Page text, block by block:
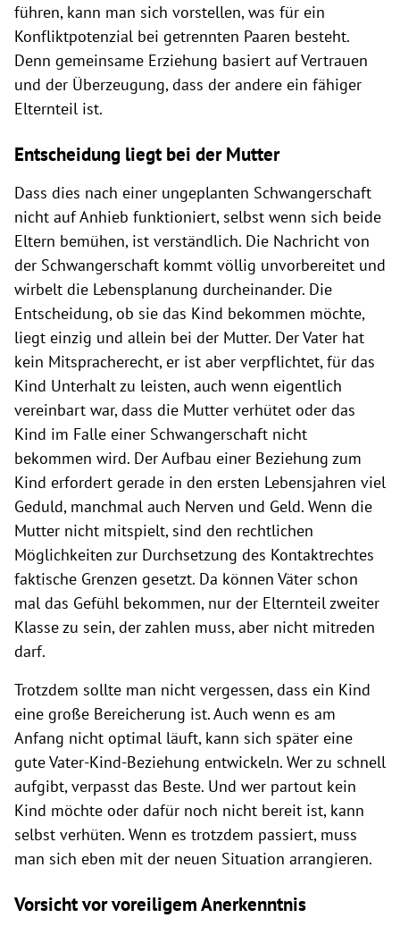
führen, kann man sich vorstellen, was für ein
Konfliktpotenzial bei getrennten Paaren besteht.
Denn gemeinsame Erziehung basiert auf Vertrauen
und der Überzeugung, dass der andere ein fähiger
Elternteil ist.
Entscheidung liegt bei der Mutter
Dass dies nach einer ungeplanten Schwangerschaft
nicht auf Anhieb funktioniert, selbst wenn sich beide
Eltern bemühen, ist verständlich. Die Nachricht von
der Schwangerschaft kommt völlig unvorbereitet und
wirbelt die Lebensplanung durcheinander. Die
Entscheidung, ob sie das Kind bekommen möchte,
liegt einzig und allein bei der Mutter. Der Vater hat
kein Mitspracherecht, er ist aber verpflichtet, für das
Kind Unterhalt zu leisten, auch wenn eigentlich
vereinbart war, dass die Mutter verhütet oder das
Kind im Falle einer Schwangerschaft nicht
bekommen wird. Der Aufbau einer Beziehung zum
Kind erfordert gerade in den ersten Lebensjahren viel
Geduld, manchmal auch Nerven und Geld. Wenn die
Mutter nicht mitspielt, sind den rechtlichen
Möglichkeiten zur Durchsetzung des Kontaktrechtes
faktische Grenzen gesetzt. Da können Väter schon
mal das Gefühl bekommen, nur der Elternteil zweiter
Klasse zu sein, der zahlen muss, aber nicht mitreden
darf.
Trotzdem sollte man nicht vergessen, dass ein Kind
eine große Bereicherung ist. Auch wenn es am
Anfang nicht optimal läuft, kann sich später eine
gute Vater-Kind-Beziehung entwickeln. Wer zu schnell
aufgibt, verpasst das Beste. Und wer partout kein
Kind möchte oder dafür noch nicht bereit ist, kann
selbst verhüten. Wenn es trotzdem passiert, muss
man sich eben mit der neuen Situation arrangieren.
Vorsicht vor voreiligem Anerkenntnis